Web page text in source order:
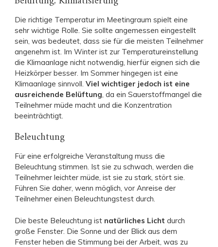
Die richtige Temperatur im Meetingraum spielt eine
sehr wichtige Rolle. Sie sollte angemessen eingestellt
sein, was bedeutet, dass sie für die meisten Teilnehmer
angenehm ist. Im Winter ist zur Temperatureinstellung
die Klimaanlage nicht notwendig, hierfür eignen sich die
Heizkörper besser. Im Sommer hingegen ist eine
Klimaanlage sinnvoll. Viel wichtiger jedoch ist eine
ausreichende Belüftung, da ein Sauerstoffmangel die
Teilnehmer müde macht und die Konzentration
beeinträchtigt.
Beleuchtung
Für eine erfolgreiche Veranstaltung muss die
Beleuchtung stimmen. Ist sie zu schwach, werden die
Teilnehmer leichter müde, ist sie zu stark, stört sie.
Führen Sie daher, wenn möglich, vor Anreise der
Teilnehmer einen Beleuchtungstest durch.
Die beste Beleuchtung ist natürliches Licht durch
große Fenster. Die Sonne und der Blick aus dem
Fenster heben die Stimmung bei der Arbeit, was zu